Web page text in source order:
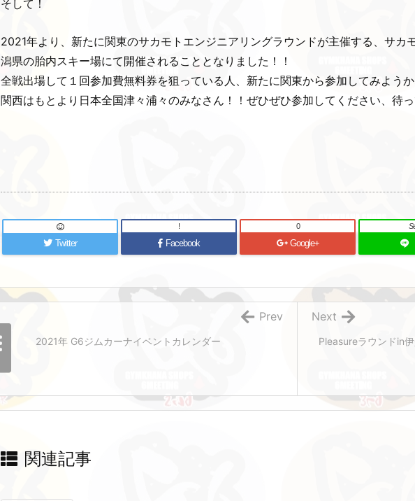
そして！
2021年より、新たに関東のサカモトエンジニアリングラウンドが主催する、サカ
潟県の胎内スキー場にて開催されることとなりました！！
全戦出場して１回参加費無料券を狙っている人、新たに関東から参加してみよう
関西はもとより日本全国津々浦々のみなさん！！ぜひぜひ参加してください、待っ
Twitter Facebook
!
Google+
0
Pleasureラウンドin
Next
2021年 G6ジムカーナイベントカレンダー
Prev
関連記事